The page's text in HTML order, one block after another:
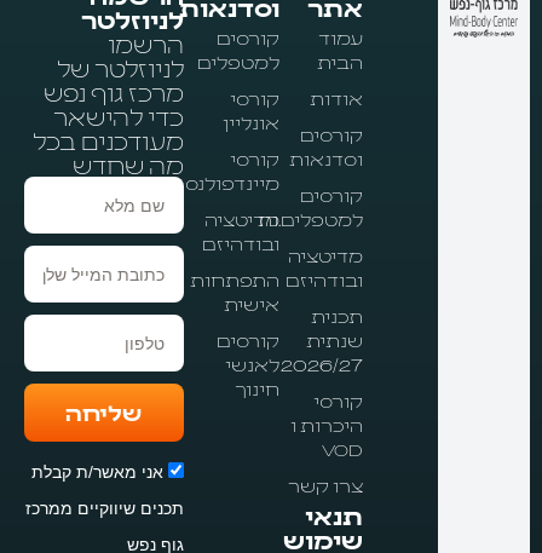
אתר
עמוד
הבית
אודות
קורסים
וסדנאות
קורסים
למטפלים.ות
מדיטציה
ובודהיזם
תכנית
שנתית
2026/27
קורסי
היכרות ו
VOD
צרו קשר
וסדנאות
קורסים
למטפלים
קורסי
אונליין
קורסי
מיינדפולנס
מדיטציה
ובודהיזם
התפתחות
אישית
קורסים
לאנשי
חינוך
תנאי
שימוש
לניוזלטר
הרשמו
לניוזלטר של
מרכז גוף נפש
כדי להישאר
מעודכנים בכל
מה שחדש
מלא
טלפון
אני מאשר/ת קבלת
תכנים שיווקיים ממרכז
גוף נפש
שליחה